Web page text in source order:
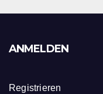
ANMELDEN
Registrieren